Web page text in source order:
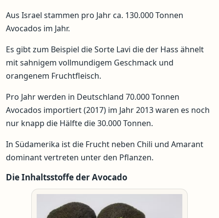
Aus Israel stammen pro Jahr ca. 130.000 Tonnen
Avocados im Jahr.
Es gibt zum Beispiel die Sorte Lavi die der Hass ähnelt
mit sahnigem vollmundigem Geschmack und
orangenem Fruchtfleisch.
Pro Jahr werden in Deutschland 70.000 Tonnen
Avocados importiert (2017) im Jahr 2013 waren es noch
nur knapp die Hälfte die 30.000 Tonnen.
In Südamerika ist die Frucht neben Chili und Amarant
dominant vertreten unter den Pflanzen.
Die Inhaltsstoffe der Avocado